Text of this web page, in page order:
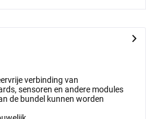
verbinding van
, sensoren en andere modules
de bundel kunnen worden